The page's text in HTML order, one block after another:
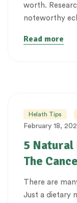
worth.
noteworthy
Read more
Helath Tips
February 18,
5 Natural
The
There are
Just a dietary